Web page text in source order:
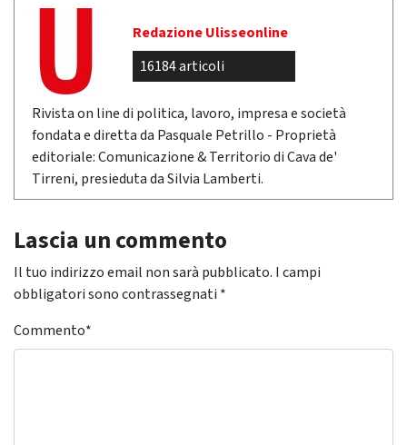
Redazione Ulisseonline
16184 articoli
Rivista on line di politica, lavoro, impresa e società
fondata e diretta da Pasquale Petrillo - Proprietà
editoriale: Comunicazione & Territorio di Cava de'
Tirreni, presieduta da Silvia Lamberti.
Lascia un commento
Il tuo indirizzo email non sarà pubblicato. I campi
obbligatori sono contrassegnati *
Commento*